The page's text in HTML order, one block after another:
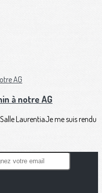
à notre AG
LaurentiaJe me suis rendu